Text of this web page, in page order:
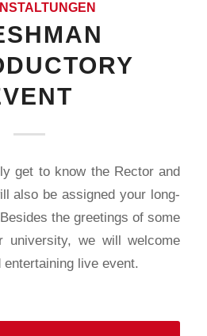
get to know the Rector and
also be assigned your long-
the greetings of some
we will welcome
live event.